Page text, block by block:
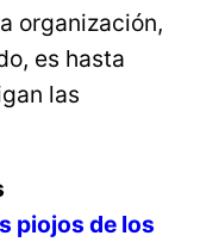
organización,
es hasta
las
piojos de los